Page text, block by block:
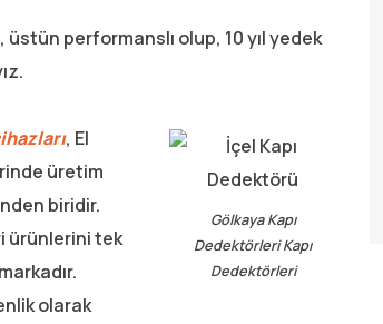
performanslı olup, 10 yıl yedek
Gölkaya Kapı
Dedektörleri Kapı
Dedektörleri
, El
üretim
biridir.
ürünlerini tek
olarak